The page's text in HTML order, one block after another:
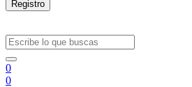
Registro
0
0